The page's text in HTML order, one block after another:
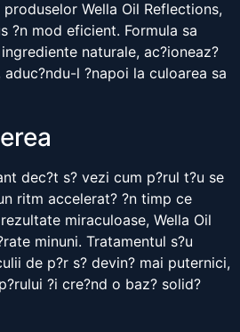
Wella Oil Reflections,
?n mod eficient. Formula sa
naturale, ac?ioneaz?
l ?napoi la culoarea sa
dec?t s? vezi cum p?rul t?u se
ritm accelerat? ?n timp ce
miraculoase, Wella Oil
minuni. Tratamentul s?u
de p?r s? devin? mai puternici,
?i cre?nd o baz? solid?